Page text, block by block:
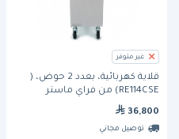
غير متوفر
قلاية كهربائية، بعدد 2 حوض، (
RE114CSE) من فراي ماستر
36,800
توصيل مجاني